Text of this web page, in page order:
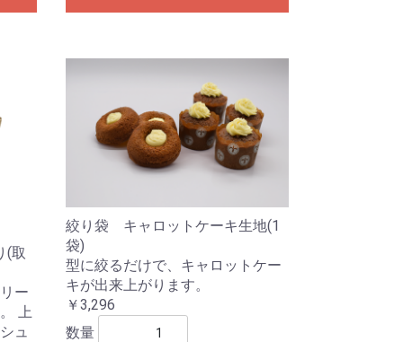
(取
ー
上
ュ
絞り袋 キャロットケーキ生地(1
袋)
型に絞るだけで、キャロットケー
キが出来上がります。
￥3,296
数量